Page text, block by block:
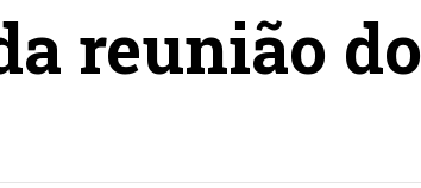
reunião do